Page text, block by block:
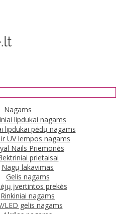
Nagams
lipdukai nagams
lipdukai pėdų nagams
UV lempos nagams
Nails Priemonės
prietaisai
Nagų lakavimas
Gelis nagams
įvertintos prekės
Rinkiniai nagams
LED gelis nagams